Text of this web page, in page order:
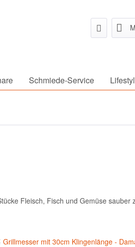
Schmiede-Service
Fleisch, Fisch und Gemüse sauber